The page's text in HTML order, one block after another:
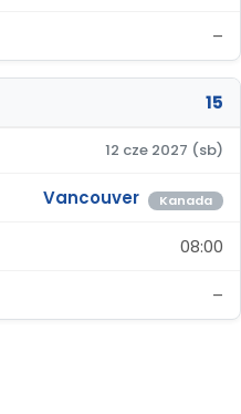
–
15
12 cze 2027 (sb)
Vancouver Kanada
08:00
–